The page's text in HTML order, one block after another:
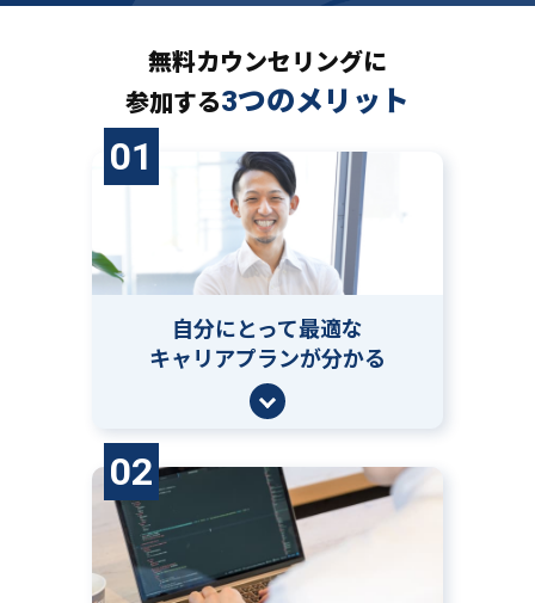
無料カウンセリングに
参加する3つのメリット
01
自分にとって最適な
キャリアプランが分かる
02